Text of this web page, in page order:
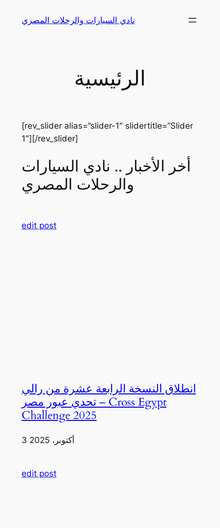
نادي السيارات والرحلات المصري
الرئيسية
[rev_slider alias=”slider-1″ slidertitle=”Slider
1″][/rev_slider]
أخر الأخبار .. نادي السيارات
والرحلات المصري
edit post
انطلاق النسخة الرابعة عشرة من رالي
تحدي عبور مصر – Cross Egypt
Challenge 2025
3 أكتوبر، 2025
edit post